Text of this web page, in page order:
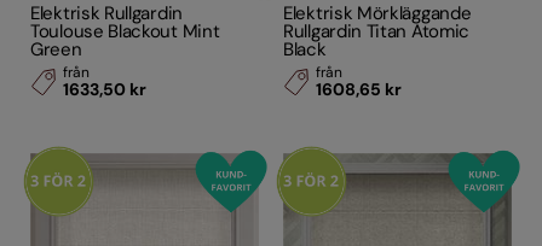
Elektrisk Rullgardin
Toulouse Blackout Mint
Green
från
1633,50 kr
Elektrisk Mörkläggande
Rullgardin Titan Atomic
Black
från
1608,65 kr